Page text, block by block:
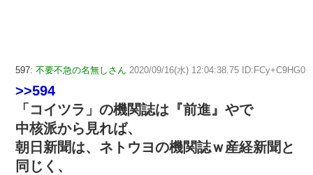
597: 不要不急の名無しさん 2020/09/16(水) 12:04:38.75 ID:FCy+C9HG0
>>594
「コイツラ」の機関誌は『前進』やで
中核派から見れば、
朝日新聞は、ネトウヨの機関誌ｗ産経新聞と
同じく、